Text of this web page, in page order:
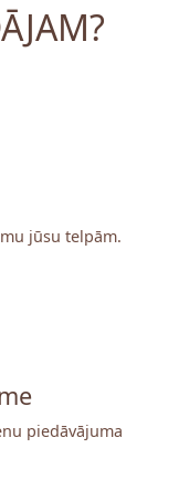
jūsu telpām.
piedāvājuma